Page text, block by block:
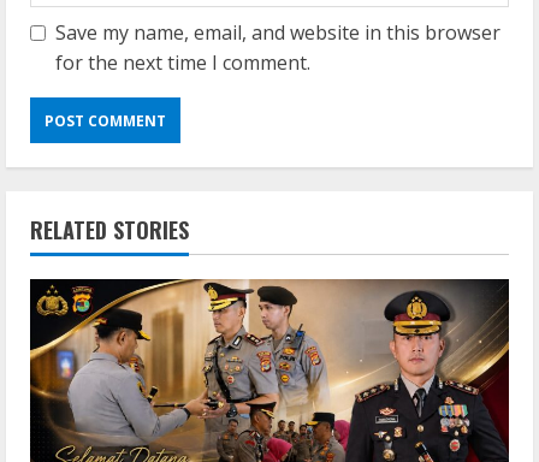
Save my name, email, and website in this browser
for the next time I comment.
RELATED STORIES